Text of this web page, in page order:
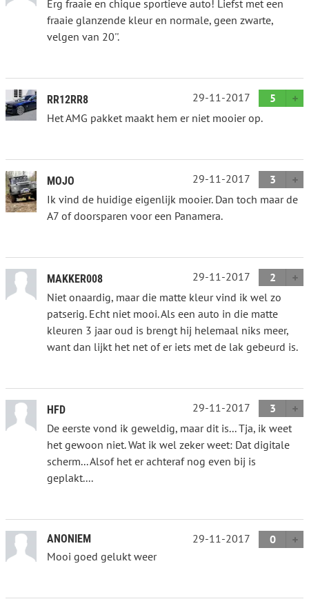
Erg fraaie en chique sportieve auto! Liefst met een
fraaie glanzende kleur en normale, geen zwarte,
velgen van 20''.
RR12RR8 29-11-2017
5
Het AMG pakket maakt hem er niet mooier op.
MOJO 29-11-2017
3
Ik vind de huidige eigenlijk mooier. Dan toch maar de
A7 of doorsparen voor een Panamera.
MAKKER008 29-11-2017
2
Niet onaardig, maar die matte kleur vind ik wel zo
patserig. Echt niet mooi. Als een auto in die matte
kleuren 3 jaar oud is brengt hij helemaal niks meer,
want dan lijkt het net of er iets met de lak gebeurd is.
HFD 29-11-2017
3
De eerste vond ik geweldig, maar dit is... Tja, ik weet
het gewoon niet. Wat ik wel zeker weet: Dat digitale
scherm... Alsof het er achteraf nog even bij is
geplakt....
ANONIEM 29-11-2017
0
Mooi goed gelukt weer